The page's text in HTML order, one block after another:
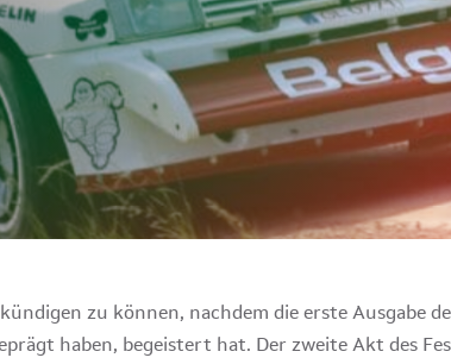
zu können, nachdem die erste Ausgabe
haben, begeistert hat. Der zweite Akt des